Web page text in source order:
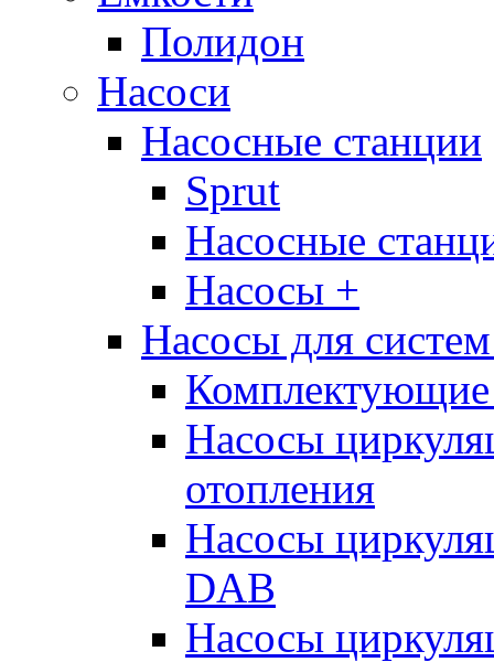
Полидон
Насоси
Насосные станции
Sprut
Насосные
Насосы +
Насосы для
Комплектующие
Насосы
отопления
Насосы
DAB
Насосы